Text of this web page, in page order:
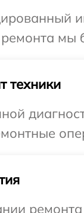
мы
техники